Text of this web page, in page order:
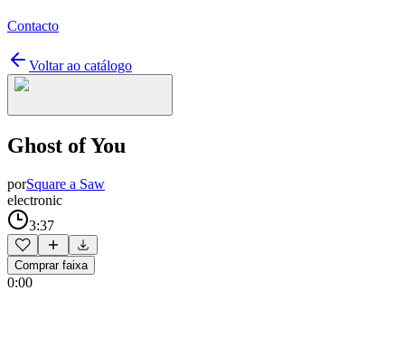
Contacto
Voltar ao catálogo
Ghost of You
porSquare a Saw
electronic
3:37
Comprar faixa
0:00